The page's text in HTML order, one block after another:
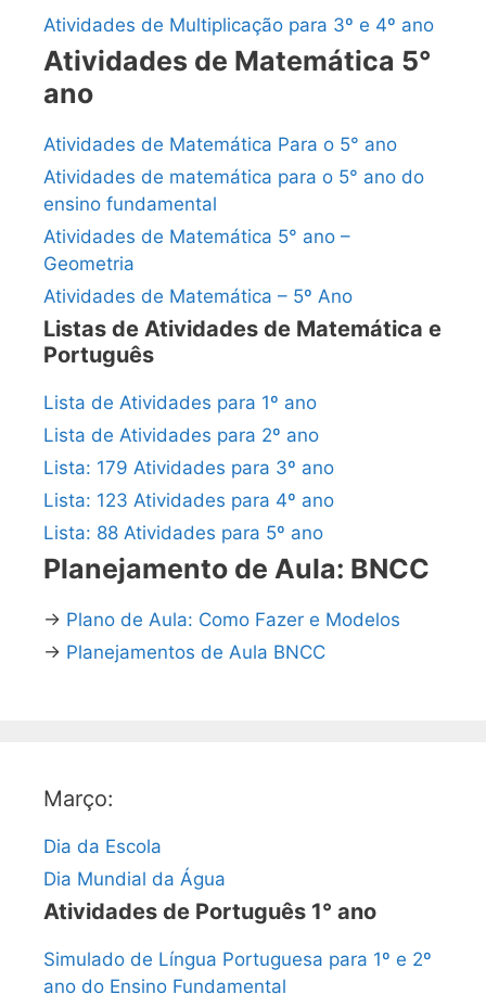
Atividades de Multiplicação para 3º e 4º ano
Atividades de Matemática 5°
ano
Atividades de Matemática Para o 5° ano
Atividades de matemática para o 5° ano do
ensino fundamental
Atividades de Matemática 5° ano –
Geometria
Atividades de Matemática – 5º Ano
Listas de Atividades de Matemática e
Português
Lista de Atividades para 1º ano
Lista de Atividades para 2º ano
Lista: 179 Atividades para 3º ano
Lista: 123 Atividades para 4º ano
Lista: 88 Atividades para 5º ano
Planejamento de Aula: BNCC
→ Plano de Aula: Como Fazer e Modelos
→ Planejamentos de Aula BNCC
Março:
Dia da Escola
Dia Mundial da Água
Atividades de Português 1° ano
Simulado de Língua Portuguesa para 1º e 2º
ano do Ensino Fundamental